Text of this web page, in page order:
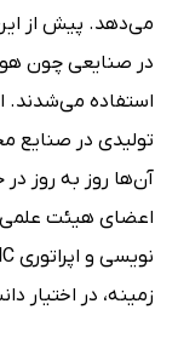
می‌دهد. پیش از
در صنایعی چون
تولیدی در صنایع
آن‌ها روز به روز
اعضای هیئت علمی
زمینه، در اختیار